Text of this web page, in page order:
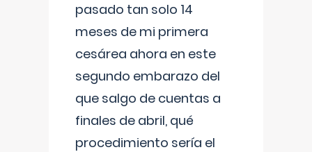
pasado tan solo 14
meses de mi primera
cesárea ahora en este
segundo embarazo del
que salgo de cuentas a
finales de abril, qué
procedimiento sería el